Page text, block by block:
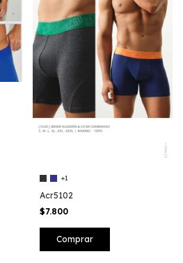
+1
Acr5102
$7.800
Comprar